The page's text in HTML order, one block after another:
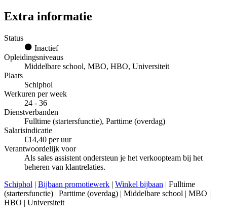
Extra informatie
Status
Inactief
Opleidingsniveaus
Middelbare school, MBO, HBO, Universiteit
Plaats
Schiphol
Werkuren per week
24 - 36
Dienstverbanden
Fulltime (startersfunctie), Parttime (overdag)
Salarisindicatie
€14,40 per uur
Verantwoordelijk voor
Als sales assistent ondersteun je het verkoopteam bij het
beheren van klantrelaties.
Schiphol | Bijbaan promotiewerk | Winkel bijbaan | Fulltime
(startersfunctie) | Parttime (overdag) | Middelbare school | MBO |
HBO | Universiteit